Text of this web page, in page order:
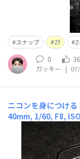
スナップ Zf
0 36
ガッキー |
ニコンを身につける
40mm, 1/60, F8,
たので、今回こそ
選んで作りました
たかったんだけど